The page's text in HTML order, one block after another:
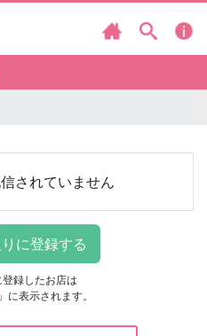
されていません
録したお店は
」に表示されます。